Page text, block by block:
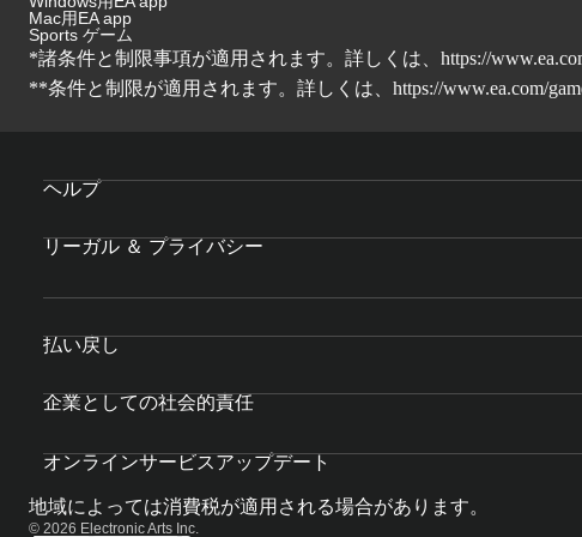
Mac用EA app
Sports ゲーム
*諸条件と制限事項が適用されます。詳しくは、 https://
**条件と制限が適用されます。詳しくは、 https://www.ea.com/
ヘルプ
リーガル ＆ プライバシー
払い戻し
企業としての社会的責任
オンラインサービスアップデート
地域によっては消費税が適用される場合があります。
© 2026 Electronic Arts Inc.